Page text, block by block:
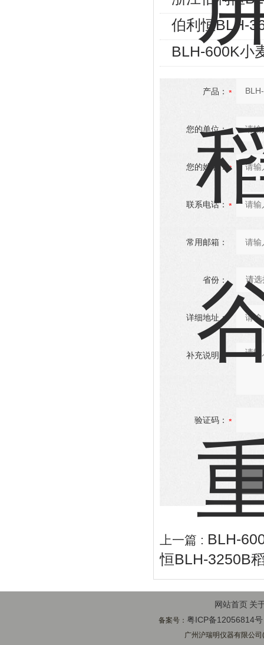
伯利恒BLH-
BLH-600K小
产品：
您的单位：
您的姓名：
联系电话：
常用邮箱：
省份：
详细地址：
补充说明：
验证码：
上一篇 : BLH-
恒BLH-3250B
网站首页 关
备案号： 粤ICP备12056814号
广州沪瑞明仪器有限公